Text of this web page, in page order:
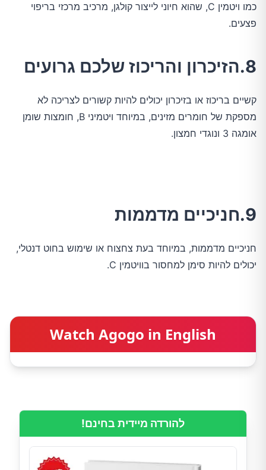
כמו ויטמין C, שהוא חיוני לייצור קולגן, מרכיב מרכזי בריפוי
פצעים.
8.הזיכרון והריכוז שלכם גרועים
קשיים בריכוז או בזיכרון יכולים להיות קשורים לצריכה לא
מספקת של חומרים מזינים, במיוחד ויטמיני B, חומצות שומן
אומגה 3 ונוגדי חמצון.
9.חניכיים מדממות
חניכיים מדממות, במיוחד בעת צחצוח או שימוש בחוט דנטלי,
יכולים להיות סימן למחסור בוויטמין C.
Watch Agogo in English
להורדה מיידית בחינם!